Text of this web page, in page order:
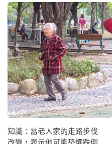
知識：當老人家的走路步伐